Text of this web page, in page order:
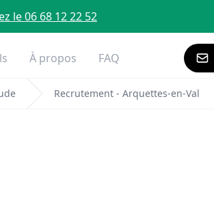
le 06 68 12 22 52
À propos FAQ
Recrutement - Arquettes-en-Val